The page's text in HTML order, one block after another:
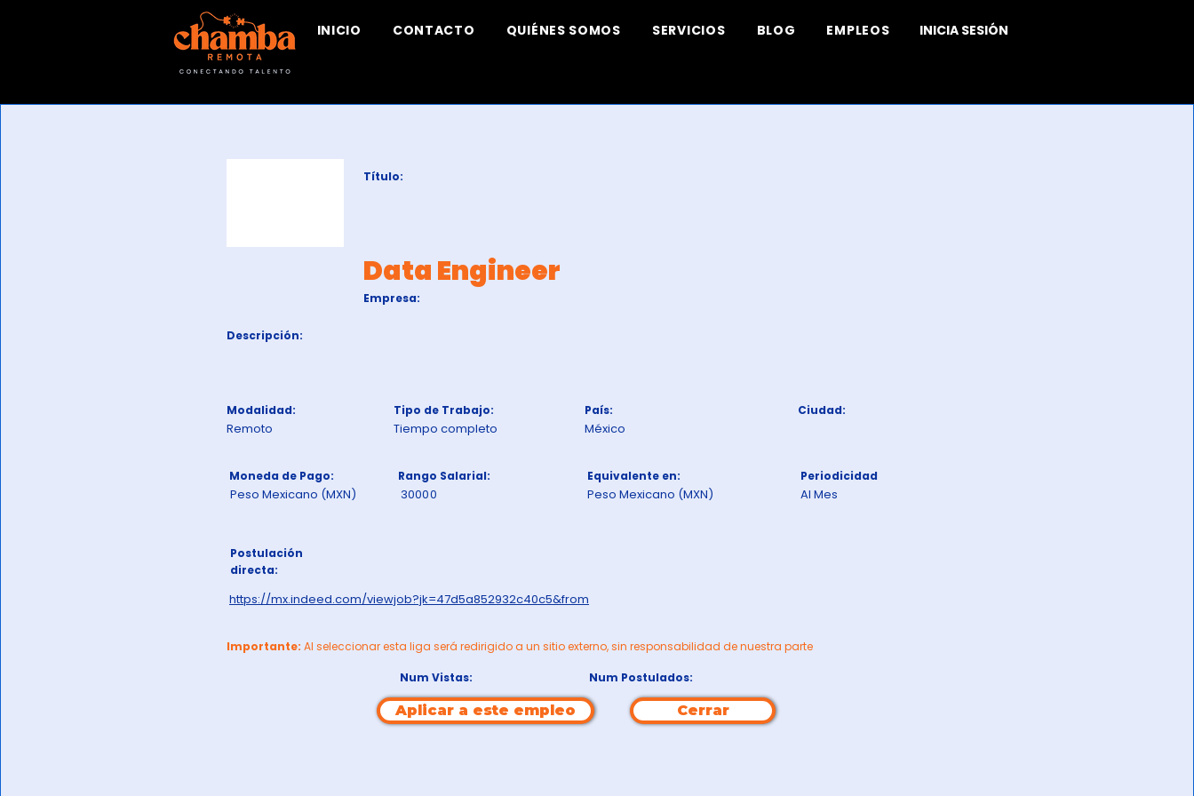
INICIO CONTACTO QUIÉNES SOMOS SERVICIOS BLOG EMPLEOS INICIA SESIÓN
Título:
Data Engineer
Empresa:
Descripción:
Modalidad:
Remoto
Tipo de Trabajo:
Tiempo completo
Moneda de Pago:
Peso Mexicano (MXN)
Rango Salarial:
30000
País:
México
Equivalente en:
Peso Mexicano (MXN)
Ciudad:
Periodicidad
Al Mes
Postulación
directa:
https://mx.indeed.com/viewjob?jk=47d5a852932c40c5&from
Importante: Al seleccionar esta liga será redirigido a un sitio externo, sin responsabilidad de nuestra parte
Num Vistas: Num Postulados:
Aplicar a este empleo Cerrar